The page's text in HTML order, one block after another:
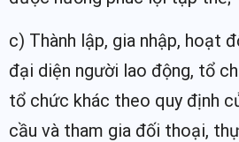
c) Thành lập, gia nhập, hoạt
đại diện người lao động, tổ
tổ chức khác theo quy định
cầu và tham gia đối thoại,